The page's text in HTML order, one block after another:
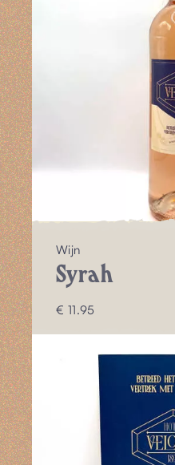
Wijn
Syrah
€ 11.95